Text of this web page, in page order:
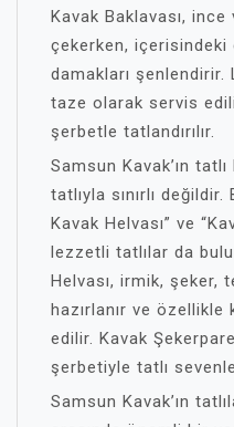
Kavak Baklavası,
çekerken,
damakları şenlendirir.
taze olarak servis
şerbetle tatlandırılır.
Samsun Kavak’ın
tatlıyla sınırlı
Kavak Helvası” ve
lezzetli tatlılar da
Helvası, irmik, şeker,
hazırlanır ve
edilir. Kavak
şerbetiyle tatlı
Samsun Kavak’ın